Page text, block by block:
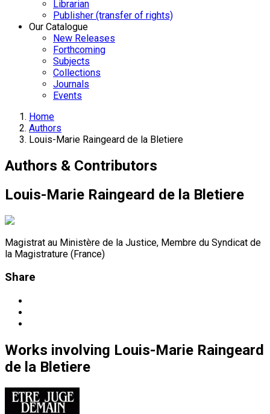
Librarian
Publisher (transfer of rights)
Our Catalogue
New Releases
Forthcoming
Subjects
Collections
Journals
Events
Home
Authors
Louis-Marie Raingeard de la Bletiere
Authors & Contributors
Louis-Marie Raingeard de la Bletiere
Magistrat au Ministère de la Justice, Membre du Syndicat de
la Magistrature (France)
Share
Works involving Louis-Marie Raingeard
de la Bletiere